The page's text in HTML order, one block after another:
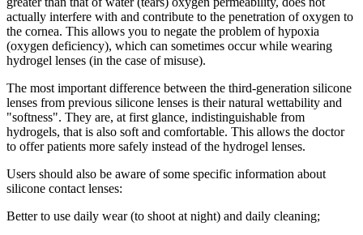
actually interfere with and contribute to the penetration of oxygen to
the cornea. This allows you to negate the problem of hypoxia
(oxygen deficiency), which can sometimes occur while wearing
hydrogel lenses (in the case of misuse).
The most important difference between the third-generation silicone
lenses from previous silicone lenses is their natural wettability and
"softness". They are, at first glance, indistinguishable from
hydrogels, that is also soft and comfortable. This allows the doctor
to offer patients more safely instead of the hydrogel lenses.
Users should also be aware of some specific information about
silicone contact lenses:
Better to use daily wear (to shoot at night) and daily cleaning;